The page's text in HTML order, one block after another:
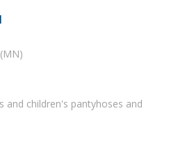
and children's pantyhoses and